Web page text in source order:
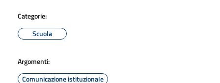
Categorie:
Scuola
Argomenti:
Comunicazione istituzionale